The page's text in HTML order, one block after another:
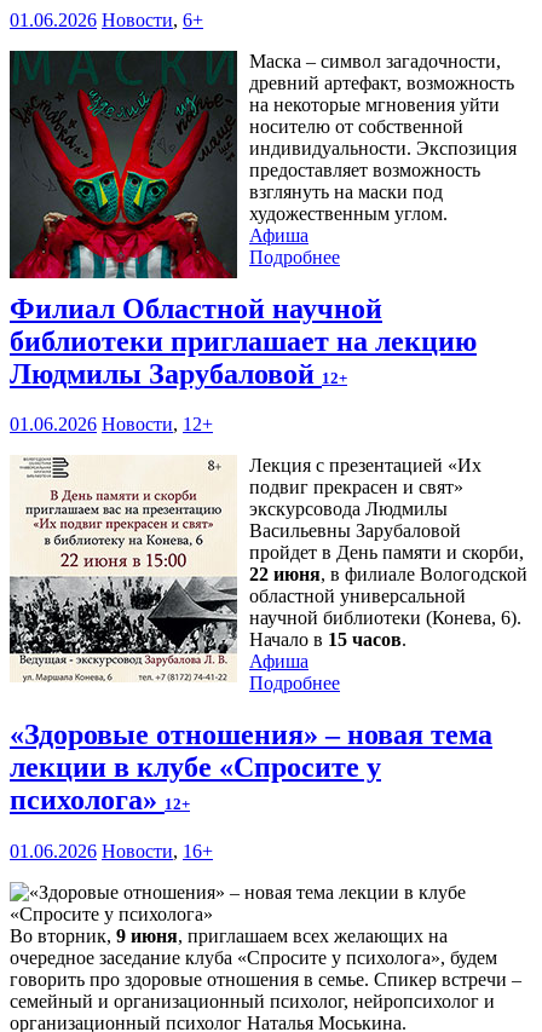
01.06.2026 Новости, 6+
Маска – символ загадочности,
древний артефакт, возможность
на некоторые мгновения уйти
носителю от собственной
индивидуальности. Экспозиция
предоставляет возможность
взглянуть на маски под
художественным углом.
Афиша
Подробнее
Филиал Областной научной
библиотеки приглашает на лекцию
Людмилы Зарубаловой 12+
01.06.2026 Новости, 12+
Лекция с презентацией «Их
подвиг прекрасен и свят»
экскурсовода Людмилы
Васильевны Зарубаловой
пройдет в День памяти и скорби,
22 июня, в филиале Вологодской
областной универсальной
научной библиотеки (Конева, 6).
Начало в 15 часов.
Афиша
Подробнее
«Здоровые отношения» – новая тема
лекции в клубе «Спросите у
психолога» 12+
01.06.2026 Новости, 16+
Во вторник, 9 июня, приглашаем всех желающих на
очередное заседание клуба «Спросите у психолога», будем
говорить про здоровые отношения в семье. Спикер встречи –
семейный и организационный психолог, нейропсихолог и
организационный психолог Наталья Моськина.